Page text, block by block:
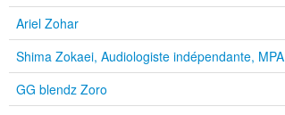
Ariel Zohar
Shima Zokaei, Audiologiste indépendante, MPA
GG blendz Zoro